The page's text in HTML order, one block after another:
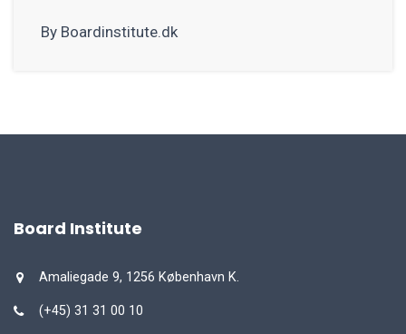
By Boardinstitute.dk
Board Institute
Amaliegade 9, 1256 København K.
(+45) 31 31 00 10